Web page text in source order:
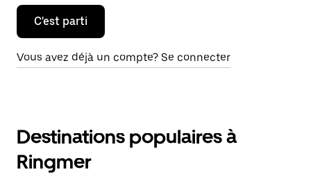
C'est parti
Vous avez déjà un compte? Se connecter
Destinations populaires à
Ringmer